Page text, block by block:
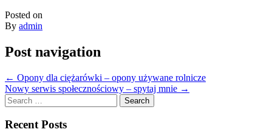
Posted on
By admin
Post navigation
← Opony dla ciężarówki – opony używane rolnicze
Nowy serwis społecznościowy – spytaj mnie →
Search
for:
Recent Posts